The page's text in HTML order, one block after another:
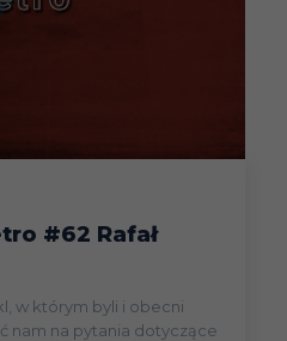
#62 Rafał
w którym byli i obecni
nam na pytania dotyczące